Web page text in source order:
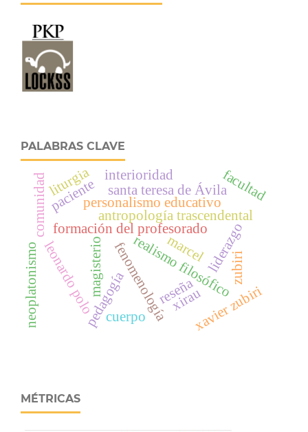
PALABRAS CLAVE
realismo filosófico
formación del profesorado
magisterio
leonardo polo
antropología trascendental
fenomenología liderazgo
personalismo educativo
xavier zubiri
santa teresa de Ávila
reseña
paciente
pedagogía
facultad
marcel
neoplatonismo
interioridad
zubiri
xirau
cuerpo
comunidadliturgia
MÉTRICAS